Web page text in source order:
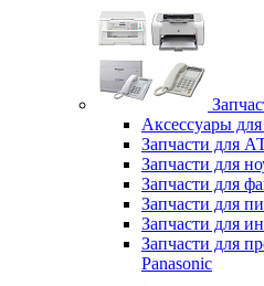
Аксессуары
Запчасти для
Запчасти для
Запчасти для
Запчасти для
Запчасти для
Запчасти для
Panasonic